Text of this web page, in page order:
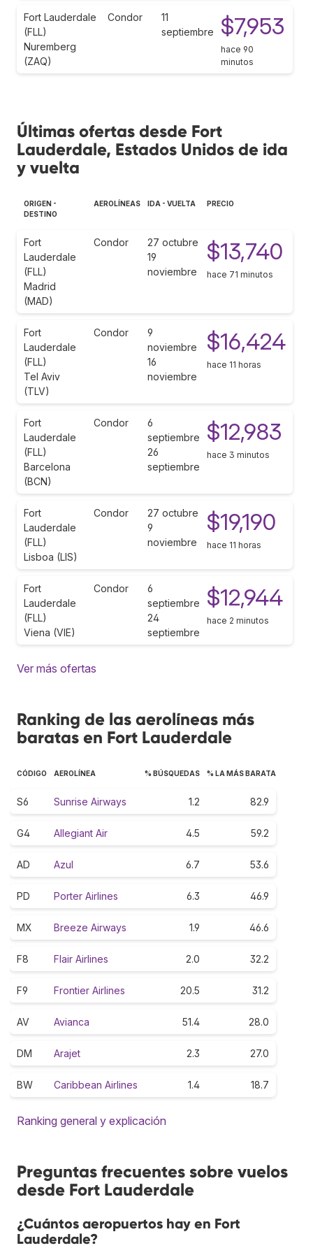
Fort Lauderdale
(FLL)
Nuremberg
(ZAQ)
Condor
11
septiembre
$7,953
hace 90
minutos
Últimas ofertas desde Fort
Lauderdale, Estados Unidos de ida
y vuelta
ORIGEN -
DESTINO
AEROLÍNEAS IDA - VUELTA PRECIO
Fort
Lauderdale
(FLL)
Madrid
(MAD)
Condor
27 octubre
19
noviembre
$13,740
hace 71 minutos
Fort
Lauderdale
(FLL)
Tel Aviv
(TLV)
Condor
9
noviembre
16
noviembre
$16,424
hace 11 horas
Fort
Lauderdale
(FLL)
Barcelona
(BCN)
Condor
6
septiembre
26
septiembre
$12,983
hace 3 minutos
Fort
Lauderdale
(FLL)
Lisboa (LIS)
Condor
27 octubre
9
noviembre
$19,190
hace 11 horas
Fort
Lauderdale
(FLL)
Viena (VIE)
Condor
6
septiembre
24
septiembre
$12,944
hace 2 minutos
Ver más ofertas
Ranking de las aerolíneas más
baratas en Fort Lauderdale
CÓDIGO AEROLÍNEA % BÚSQUEDAS % LA MÁS BARATA
S6 Sunrise Airways 1.2 82.9
G4 Allegiant Air 4.5 59.2
AD Azul 6.7 53.6
PD Porter Airlines 6.3 46.9
MX Breeze Airways 1.9 46.6
F8 Flair Airlines 2.0 32.2
F9 Frontier Airlines 20.5 31.2
AV Avianca 51.4 28.0
DM Arajet 2.3 27.0
BW Caribbean Airlines 1.4 18.7
Ranking general y explicación
Preguntas frecuentes sobre vuelos
desde Fort Lauderdale
¿Cuántos aeropuertos hay en Fort
Lauderdale?